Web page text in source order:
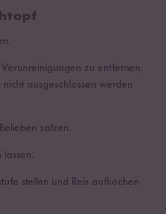
Verunreinigungen zu entfernen,
ausgeschlossen werden
salzen.
lassen.
stellen und Reis aufkochen